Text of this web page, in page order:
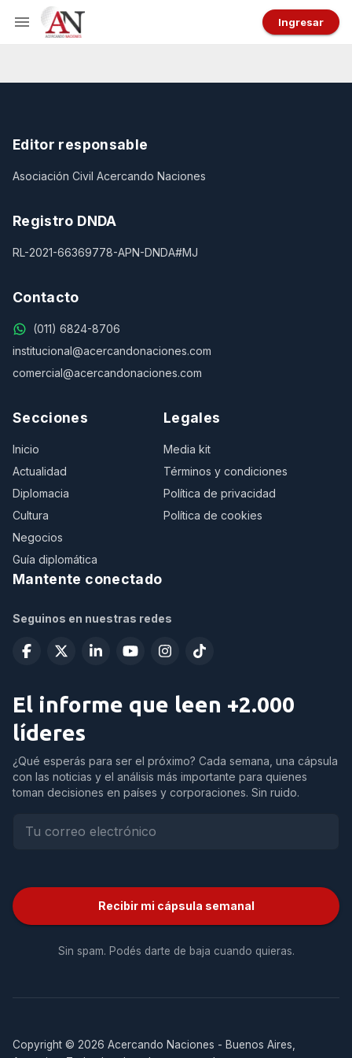
Ingresar
Editor responsable
Asociación Civil Acercando Naciones
Registro DNDA
RL-2021-66369778-APN-DNDA#MJ
Contacto
(011) 6824-8706
institucional@acercandonaciones.com
comercial@acercandonaciones.com
Secciones
Inicio
Actualidad
Diplomacia
Cultura
Negocios
Guía diplomática
Legales
Media kit
Términos y condiciones
Política de privacidad
Política de cookies
Mantente conectado
Seguinos en nuestras redes
El informe que leen +2.000
líderes
¿Qué esperás para ser el próximo? Cada semana, una cápsula
con las noticias y el análisis más importante para quienes
toman decisiones en países y corporaciones. Sin ruido.
Recibir mi cápsula semanal
Sin spam. Podés darte de baja cuando quieras.
Copyright © 2026 Acercando Naciones - Buenos Aires,